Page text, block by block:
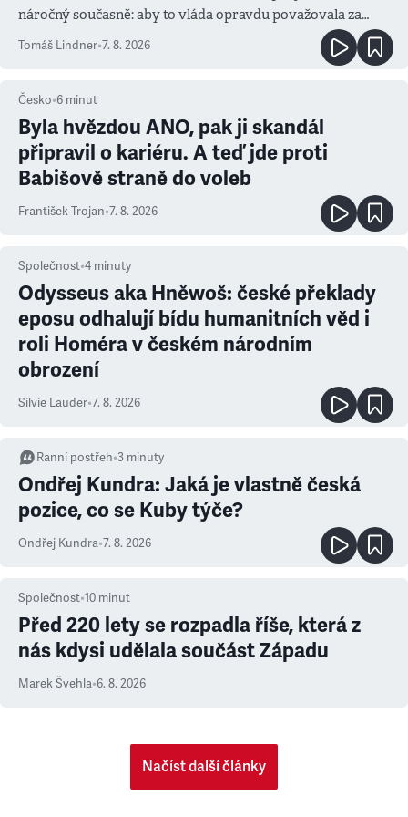
náročný současně: aby to vláda opravdu považovala za
prioritu
Tomáš Lindner•7. 8. 2026
Česko•6 minut
Byla hvězdou ANO, pak ji skandál
připravil o kariéru. A teď jde proti
Babišově straně do voleb
František Trojan•7. 8. 2026
Společnost•4 minuty
Odysseus aka Hněwoš: české překlady
eposu odhalují bídu humanitních věd i
roli Homéra v českém národním
obrození
Silvie Lauder•7. 8. 2026
Ranní postřeh•3 minuty
Ondřej Kundra: Jaká je vlastně česká
pozice, co se Kuby týče?
Ondřej Kundra•7. 8. 2026
Společnost•10 minut
Před 220 lety se rozpadla říše, která z
nás kdysi udělala součást Západu
Marek Švehla•6. 8. 2026
Načíst další články